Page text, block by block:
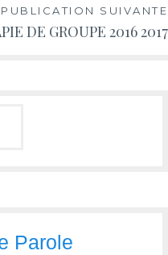
PUBLICATION SUIVANTE
DE GROUPE 2016 2017
Parole